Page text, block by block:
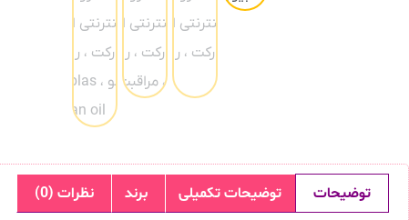
توضیحات توضیحات تکمیلی برند نظرات (0)